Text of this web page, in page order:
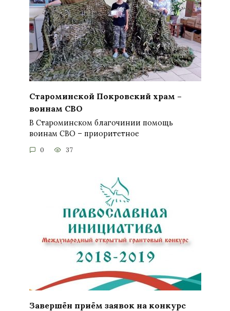
Староминской Покровский храм –
воинам СВО
В Староминском благочинии помощь
воинам СВО – приоритетное
0 37
Завершён приём заявок на конкурс